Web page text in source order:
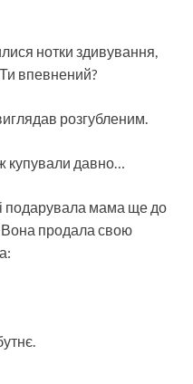
нотки здивування,
впевнений?
розгубленим.
купували давно…
подарувала мама ще до
Вона продала свою